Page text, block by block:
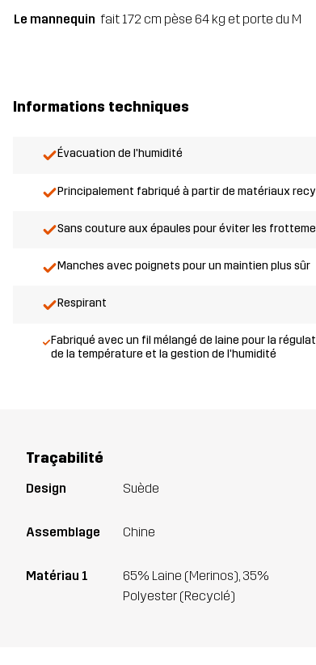
Le mannequin fait 172 cm pèse 64 kg et porte du M
Informations techniques
Évacuation de l'humidité
Principalement fabriqué à partir de matériaux
Sans couture aux épaules pour éviter les
Manches avec poignets pour un maintien plus sûr
Respirant
Fabriqué avec un fil mélangé de laine pour la
de la température et la gestion de l'humidité
Traçabilité
Design Suède
Assemblage Chine
Matériau 1
65% Laine (Merinos), 35%
Polyester (Recyclé)